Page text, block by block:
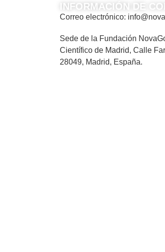
INFORMACIÓN DE
Correo electrónico:
Sede de la Fundación
Científico de Madrid, Calle
28049, Madrid, España.